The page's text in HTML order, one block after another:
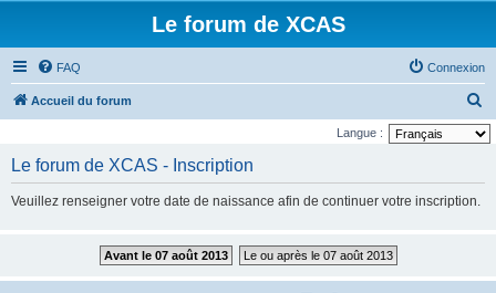
Le forum de XCAS
FAQ Connexion
Accueil du forum
e
h
Langue :
Le forum de XCAS - Inscription
Veuillez renseigner votre date de naissance afin de continuer votre inscription.
Avant le 07 août 2013 Le ou après le 07 août 2013